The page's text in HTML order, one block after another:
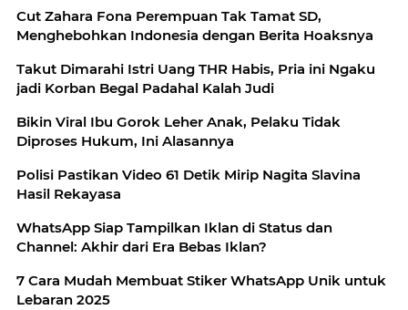
Cut Zahara Fona Perempuan Tak Tamat SD,
Menghebohkan Indonesia dengan Berita Hoaksnya
Takut Dimarahi Istri Uang THR Habis, Pria ini Ngaku
jadi Korban Begal Padahal Kalah Judi
Bikin Viral Ibu Gorok Leher Anak, Pelaku Tidak
Diproses Hukum, Ini Alasannya
Polisi Pastikan Video 61 Detik Mirip Nagita Slavina
Hasil Rekayasa
WhatsApp Siap Tampilkan Iklan di Status dan
Channel: Akhir dari Era Bebas Iklan?
7 Cara Mudah Membuat Stiker WhatsApp Unik untuk
Lebaran 2025